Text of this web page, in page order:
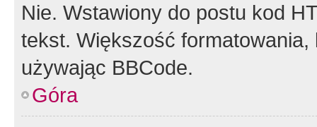
Nie. Wstawiony do postu kod
tekst. Większość
używając BBCode.
Góra